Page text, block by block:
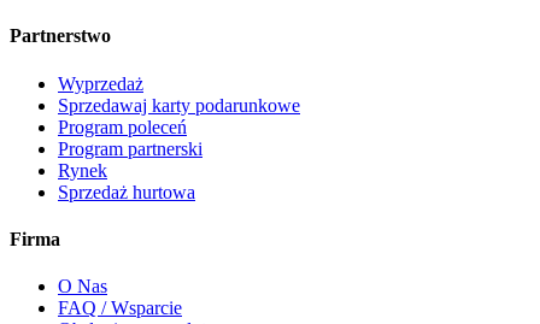
Partnerstwo
Wyprzedaż
Sprzedawaj karty podarunkowe
Program poleceń
Program partnerski
Rynek
Sprzedaż hurtowa
Firma
O Nas
FAQ / Wsparcie